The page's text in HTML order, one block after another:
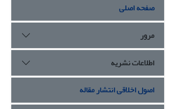
صفحه اصلی
مرور
اطلاعات نشریه
اصول اخلاقی انتشار مقاله